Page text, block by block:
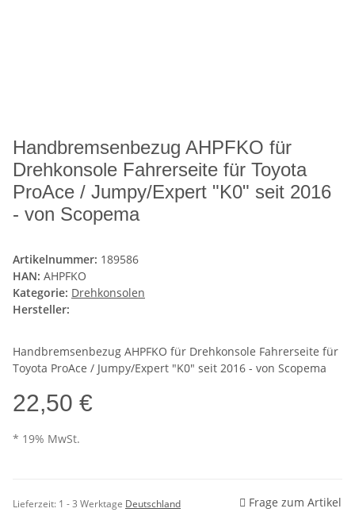
Handbremsenbezug AHPFKO für
Drehkonsole Fahrerseite für Toyota
ProAce / Jumpy/Expert "K0" seit 2016
- von Scopema
Artikelnummer: 189586
HAN: AHPFKO
Kategorie: Drehkonsolen
Hersteller:
Handbremsenbezug AHPFKO für Drehkonsole Fahrerseite für
Toyota ProAce / Jumpy/Expert "K0" seit 2016 - von Scopema
22,50 €
* 19% MwSt.
Lieferzeit: 1 - 3 Werktage Deutschland Frage zum Artikel